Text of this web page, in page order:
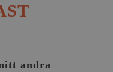
andra